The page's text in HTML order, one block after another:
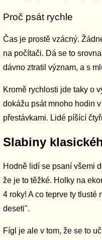
Proč psát rychle
Čas je prostě vzácný.
na počítači. Dá se to
dávno ztratil význam, a s
Kromě rychlosti jde taky o
dokážu psát mnoho hodin
přestávkami. Lidé píšící
Slabiny
Hodně lidí se psaní všemi
že je to těžké. Holky na
4 roky! A co teprve ty
deseti".
Fígl je ale v tom, že se to